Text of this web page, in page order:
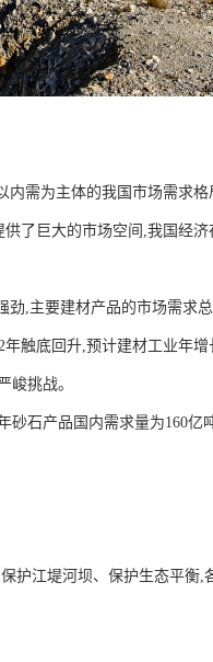
需为主体的我国市场需求
了巨大的市场空间,我国经
,主要建材产品的市场需求
触底回升,预计建材工业年
峻挑战。
石产品国内需求量为160亿
江堤河坝、保护生态平衡,